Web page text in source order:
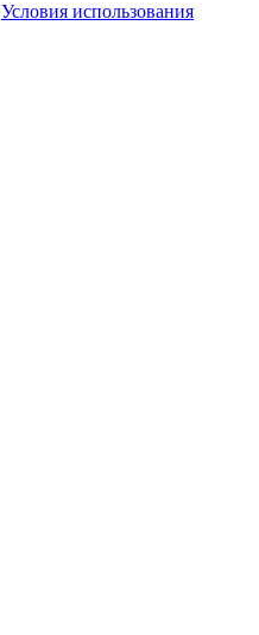
Условия использования